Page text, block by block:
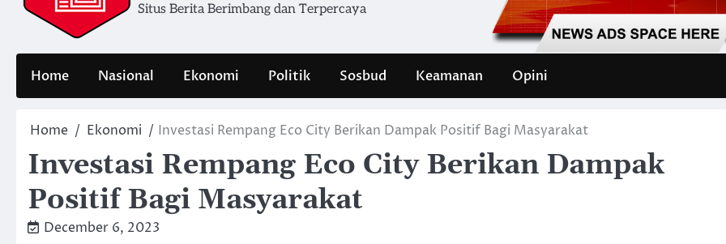
Situs Berita Berimbang dan Terpercaya
Home Nasional Ekonomi Politik Sosbud Keamanan Opini
Home Ekonomi Investasi Rempang Eco City Berikan Dampak Positif Bagi Masyarakat
Investasi Rempang Eco City Berikan Dampak
Positif Bagi Masyarakat
December 6, 2023